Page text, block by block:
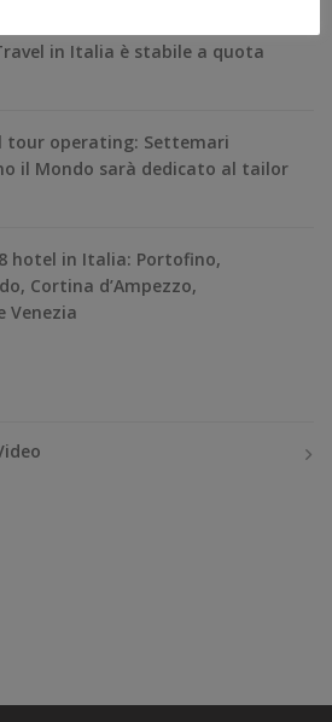
in Italia è stabile a quota
tour operating: Settemari
il Mondo sarà dedicato al tailor
hotel in Italia: Portofino,
Cortina d’Ampezzo,
Venezia